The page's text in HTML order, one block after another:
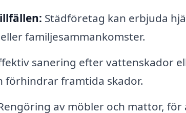
Städföretag kan erbjuda
familjesammankomster.
sanering efter vattenskador
förhindrar framtida skador.
av möbler och mattor,